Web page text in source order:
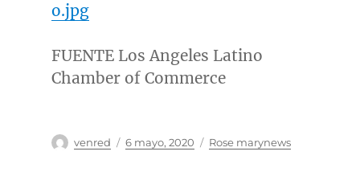
o.jpg
FUENTE Los Angeles Latino
Chamber of Commerce
Autor
venred
Publicado
6 mayo, 2020 Categorías
Rose marynews